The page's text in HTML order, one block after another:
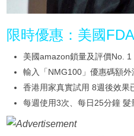
限時優惠：美國
美國amazon鎖量及評價No. 1
輸入「NMG100」優惠碼額外
香港用家真實試用 8週後效果
每週使用3次、每日25分鐘 髮